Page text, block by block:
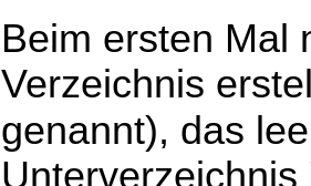
Beim ersten Mal
Verzeichnis
genannt), das